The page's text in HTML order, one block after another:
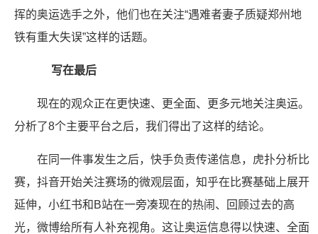
挥的奥运选手之外，他们也在关注“遇难者妻子质疑郑州地
铁有重大失误”这样的话题。
写在最后
现在的观众正在更快速、更全面、更多元地关注奥运。
分析了8个主要平台之后，我们得出了这样的结论。
在同一件事发生之后，快手负责传递信息，虎扑分析比
赛，抖音开始关注赛场的微观层面，知乎在比赛基础上展开
延伸，小红书和B站在一旁凑现在的热闹、回顾过去的高
光，微博给所有人补充视角。这让奥运信息得以快速、全面